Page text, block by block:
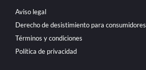
Aviso legal
Derecho de desistimiento para consumidores
Términos y condiciones
Política de privacidad